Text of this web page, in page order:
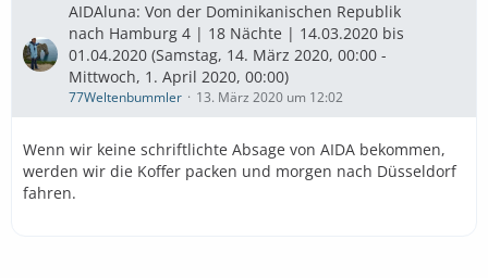
AIDAluna: Von der Dominikanischen Republik
nach Hamburg 4 | 18 Nächte | 14.03.2020 bis
01.04.2020 (Samstag, 14. März 2020, 00:00 -
Mittwoch, 1. April 2020, 00:00)
77Weltenbummler 13. März 2020 um 12:02
Wenn wir keine schriftlichte Absage von AIDA bekommen,
werden wir die Koffer packen und morgen nach Düsseldorf
fahren.